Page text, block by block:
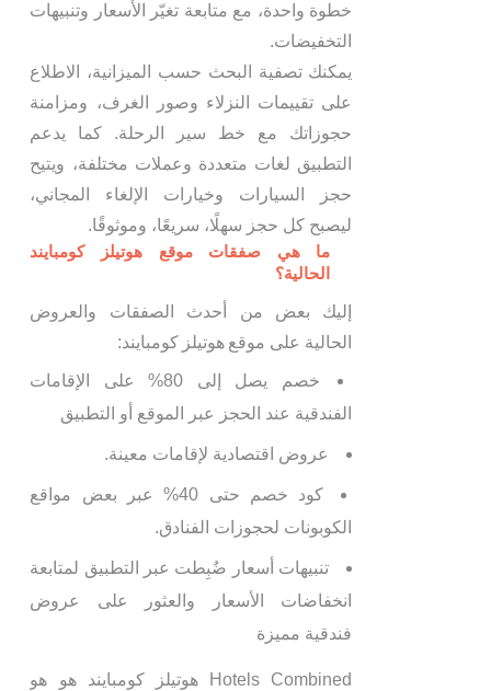
خطوة واحدة، مع متابعة تغيّر الأسعار وتنبيهات
التخفيضات.
يمكنك تصفية البحث حسب الميزانية، الاطلاع
على تقييمات النزلاء وصور الغرف، ومزامنة
حجوزاتك مع خط سير الرحلة. كما يدعم
التطبيق لغات متعددة وعملات مختلفة، ويتيح
حجز السيارات وخيارات الإلغاء المجاني،
ليصبح كل حجز سهلًا، سريعًا، وموثوقًا.
ما هي صفقات موقع هوتيلز كومبايند
الحالية؟
إليك بعض من أحدث الصفقات والعروض
الحالية على موقع هوتيلز كومبايند:
خصم يصل إلى 80% على الإقامات
الفندقية عند الحجز عبر الموقع أو التطبيق
عروض اقتصادية لإقامات معينة.
كود خصم حتى 40% عبر بعض مواقع
الكوبونات لحجوزات الفنادق.
تنبيهات أسعار ضُبِطت عبر التطبيق لمتابعة
انخفاضات الأسعار والعثور على عروض
فندقية مميزة
Hotels Combined هوتيلز كومبايند هو هو